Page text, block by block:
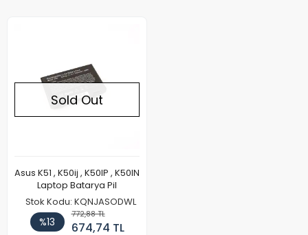
Sold Out
Asus K51 , K50ij , K50IP , K50IN
Laptop Batarya Pil
Stok Kodu: KQNJASODWL
%13
772,88 TL
674,74 TL